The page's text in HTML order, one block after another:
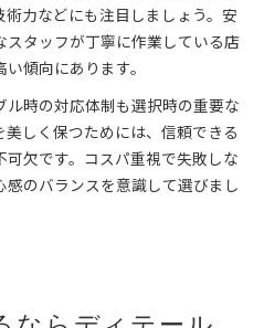
力などにも注目しましょう。安
タッフが丁寧に作業している店
傾向にあります。
時の対応体制も選択時の重要な
しく保つためには、信頼できる
欠です。コスパ重視で失敗しな
のバランスを意識して選びまし